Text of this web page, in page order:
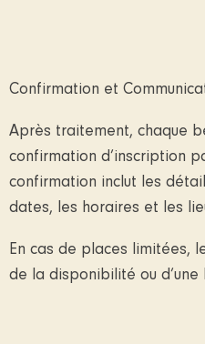
Confirmation et
Après traitement, chaque
confirmation d’inscription
confirmation inclut les
dates, les horaires et les
En cas de places limitées,
de la disponibilité ou d’une